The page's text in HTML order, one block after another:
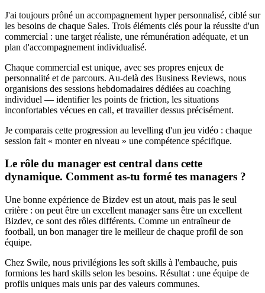
J'ai toujours prôné un accompagnement hyper personnalisé, ciblé sur
les besoins de chaque Sales. Trois éléments clés pour la réussite d'un
commercial : une target réaliste, une rémunération adéquate, et un
plan d'accompagnement individualisé.
Chaque commercial est unique, avec ses propres enjeux de
personnalité et de parcours. Au-delà des Business Reviews, nous
organisions des sessions hebdomadaires dédiées au coaching
individuel — identifier les points de friction, les situations
inconfortables vécues en call, et travailler dessus précisément.
Je comparais cette progression au levelling d'un jeu vidéo : chaque
session fait « monter en niveau » une compétence spécifique.
Le rôle du manager est central dans cette
dynamique. Comment as-tu formé tes managers ?
Une bonne expérience de Bizdev est un atout, mais pas le seul
critère : on peut être un excellent manager sans être un excellent
Bizdev, ce sont des rôles différents. Comme un entraîneur de
football, un bon manager tire le meilleur de chaque profil de son
équipe.
Chez Swile, nous privilégions les soft skills à l'embauche, puis
formions les hard skills selon les besoins. Résultat : une équipe de
profils uniques mais unis par des valeurs communes.